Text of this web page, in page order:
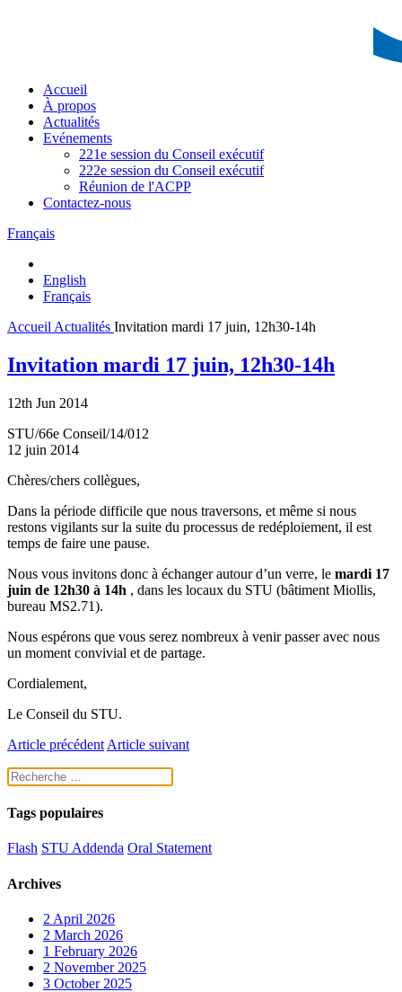
Accueil
À propos
Actualités
Evénements
221e session du Conseil exécutif
222e session du Conseil exécutif
Réunion de l'ACPP
Contactez-nous
Français
English
Français
Accueil Actualités Invitation mardi 17 juin, 12h30-14h
Invitation mardi 17 juin, 12h30-14h
12th Jun 2014
STU/66e Conseil/14/012
12 juin 2014
Chères/chers collègues,
Dans la période difficile que nous traversons, et même si nous
restons vigilants sur la suite du processus de redéploiement, il est
temps de faire une pause.
Nous vous invitons donc à échanger autour d’un verre, le mardi 17
juin de 12h30 à 14h , dans les locaux du STU (bâtiment Miollis,
bureau MS2.71).
Nous espérons que vous serez nombreux à venir passer avec nous
un moment convivial et de partage.
Cordialement,
Le Conseil du STU.
Article précédent Article suivant
Tags populaires
Flash STU Addenda Oral Statement
Archives
2 April 2026
2 March 2026
1 February 2026
2 November 2025
3 October 2025